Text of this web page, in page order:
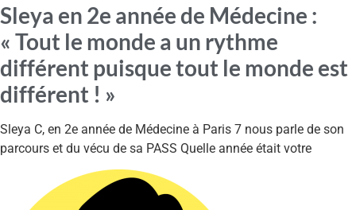
Sleya en 2e année de Médecine :
« Tout le monde a un rythme
différent puisque tout le monde est
différent ! »
Sleya C, en 2e année de Médecine à Paris 7 nous parle de son
parcours et du vécu de sa PASS Quelle année était votre